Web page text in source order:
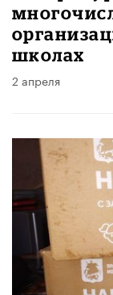
школах
2 апреля